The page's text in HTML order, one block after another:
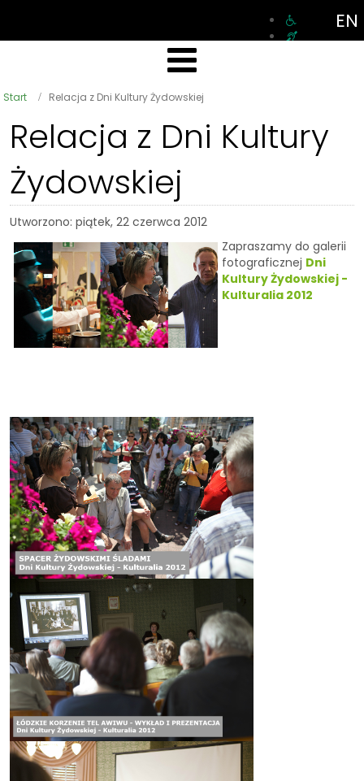
EN
Start Relacja z Dni Kultury Żydowskiej
Relacja z Dni Kultury
Żydowskiej
Utworzono: piątek, 22 czerwca 2012
Zapraszamy do galerii
fotograficznej Dni
Kultury Żydowskiej -
Kulturalia 2012